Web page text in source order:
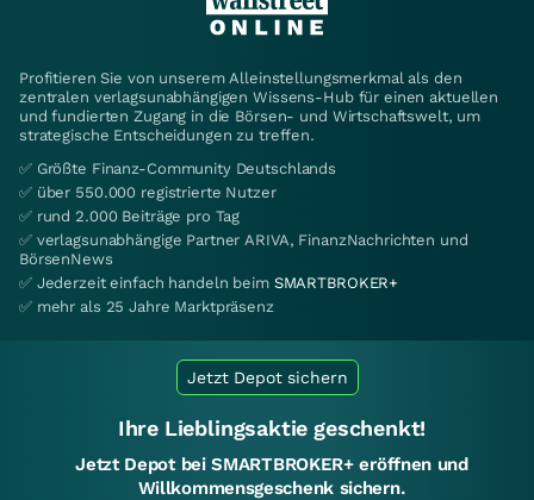
Profitieren Sie von unserem Alleinstellungsmerkmal als den
zentralen verlagsunabhängigen Wissens-Hub für einen aktuellen
und fundierten Zugang in die Börsen- und Wirtschaftswelt, um
strategische Entscheidungen zu treffen.
✅ Größte Finanz-Community Deutschlands
✅ über 550.000 registrierte Nutzer
✅ rund 2.000 Beiträge pro Tag
✅ verlagsunabhängige Partner ARIVA, FinanzNachrichten und
BörsenNews
✅ Jederzeit einfach handeln beim SMARTBROKER+
✅ mehr als 25 Jahre Marktpräsenz
Jetzt Depot sichern
Ihre Lieblingsaktie geschenkt!
Jetzt Depot bei SMARTBROKER+ eröffnen und
Willkommensgeschenk sichern.